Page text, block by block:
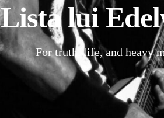
Lista lui
For truth, life, and heavy